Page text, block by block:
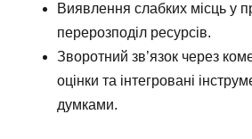
Виявлення слабких місць у
перерозподіл ресурсів.
Зворотний зв’язок через
оцінки та інтегровані
думками.